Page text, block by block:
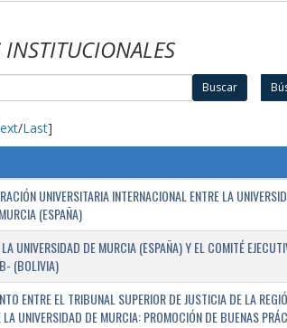
INSTITUCIONALES
Buscar
/Last]
UNIVERSITARIA INTERNACIONAL ENTRE LA
(ESPAÑA)
UNIVERSIDAD DE MURCIA (ESPAÑA) Y EL COMITÉ
(BOLIVIA)
ENTRE EL TRIBUNAL SUPERIOR DE JUSTICIA DE LA
UNIVERSIDAD DE MURCIA: PROMOCIÓN DE BUENAS